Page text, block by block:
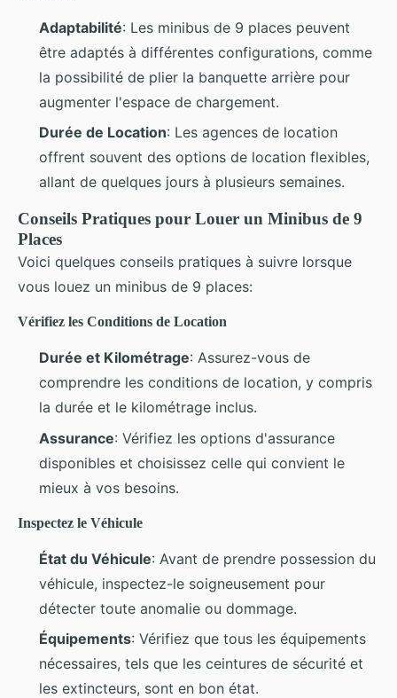
Adaptabilité: Les minibus de 9 places peuvent
être adaptés à différentes configurations, comme
la possibilité de plier la banquette arrière pour
augmenter l'espace de chargement.
Durée de Location: Les agences de location
offrent souvent des options de location flexibles,
allant de quelques jours à plusieurs semaines.
Conseils Pratiques pour Louer un Minibus de 9
Places
Voici quelques conseils pratiques à suivre lorsque
vous louez un minibus de 9 places:
Vérifiez les Conditions de Location
Durée et Kilométrage: Assurez-vous de
comprendre les conditions de location, y compris
la durée et le kilométrage inclus.
Assurance: Vérifiez les options d'assurance
disponibles et choisissez celle qui convient le
mieux à vos besoins.
Inspectez le Véhicule
État du Véhicule: Avant de prendre possession du
véhicule, inspectez-le soigneusement pour
détecter toute anomalie ou dommage.
Équipements: Vérifiez que tous les équipements
nécessaires, tels que les ceintures de sécurité et
les extincteurs, sont en bon état.